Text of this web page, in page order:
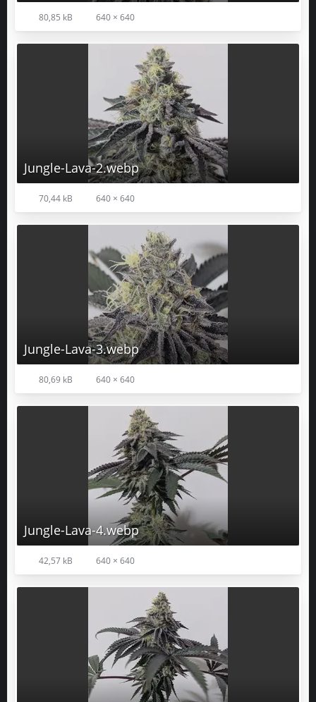
80,85 kB 640 × 640
Jungle-Lava-2.webp
70,44 kB 640 × 640
Jungle-Lava-3.webp
80,69 kB 640 × 640
Jungle-Lava-4.webp
42,57 kB 640 × 640